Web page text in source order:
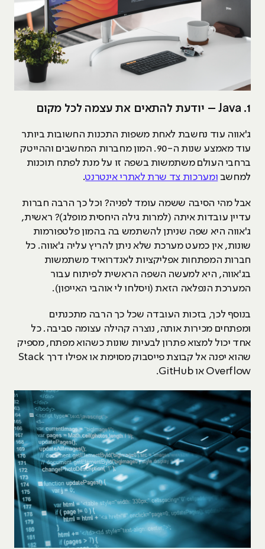
1. Java – יודעת להתאים את עצמה לכל מקום
ג'אווה עוד נחשבת לאחת משפות התכנות החשובות ביותר
עוד מאמצע שנות ה-90. המון מחברות המחשבים וההייטק
ברחבי העולם משתמשות בשפה זו על מנת לפתח תוכנות
למחשב ומערכות צד שרת לאתרי אינטרנט.
אבל מהי הסיבה ששמה עומד לפניה? וכל כך הרבה חברות
עדיין עובדות איתה (למרות גילה היחסית מופלג)? ראשית,
ג'אווה היא שפה שניתן להשתמש בה בהמון פלטפורמות
שונות, אין כמעט מערכת שלא ניתן להריץ עליה ג'אווה. כל
חברות המפתחות אפליקציות לאנדרואיד משתמשות
בג'אווה, היא למעשה השפה הראשית לפיתוח עבור
המערכת הנפלאה הזאת (ויסלחו לי אוהבי האייפון).
בנוסף לכך, בזכות העובדה שכל כך הרבה מתכנתים
ומפתחים מכירות אותה, נוצרה קהילה עצומה סביבה. כל
אחד יכול למצוא פתרון לבעיות שונות כשהוא מפתח, מספיק
שהוא יפנה אל קבוצת פייסבוק מסוימת או אפילו דרך Stack
Overflow או GitHub.